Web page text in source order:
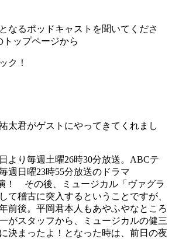
なるポッドキャストを聞いてくださ
トップページから
ック！
太君がゲストにやってきてくれまし
より毎週土曜26時30分放送。ABCテ
週日曜23時55分放送のドラマ
演！ その後、ミュージカル「ヴァグラ
て稽古に突入するということですが、
前後。平岡君本人もあやふやなところ
がスタッフから、ミュージカルの健三
決まったよ！となった時は、前日の夜